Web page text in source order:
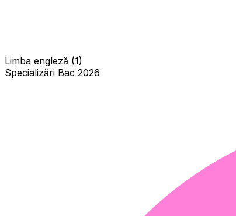
Limba engleză (1)
Specializări Bac 2026